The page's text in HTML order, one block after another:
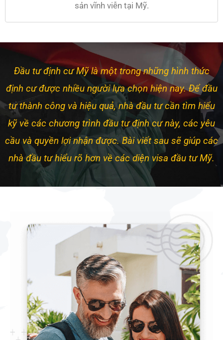
sản vĩnh viễn tại Mỹ.
Đầu tư định cư Mỹ là một trong những hình thức
định cư được nhiều người lựa chọn hiện nay. Để đầu
tư thành công và hiệu quả, nhà đầu tư cần tìm hiểu
kỹ về các chương trình đầu tư định cư này, các yêu
cầu và quyền lợi nhận được. Bài viết sau sẽ giúp các
nhà đầu tư hiểu rõ hơn về các diện visa đầu tư Mỹ.